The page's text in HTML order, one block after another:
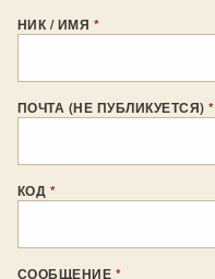
НИК / ИМЯ *
ПОЧТА (НЕ ПУБЛИКУЕТСЯ)*
КОД *
СООБЩЕНИЕ *